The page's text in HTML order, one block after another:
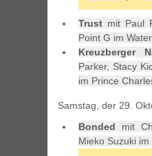
Trust mit Paul
Point G im
Kreuzberger
Parker, Stacy
im Prince
Samstag, der 29.
Bonded mit
Mieko Suzuki